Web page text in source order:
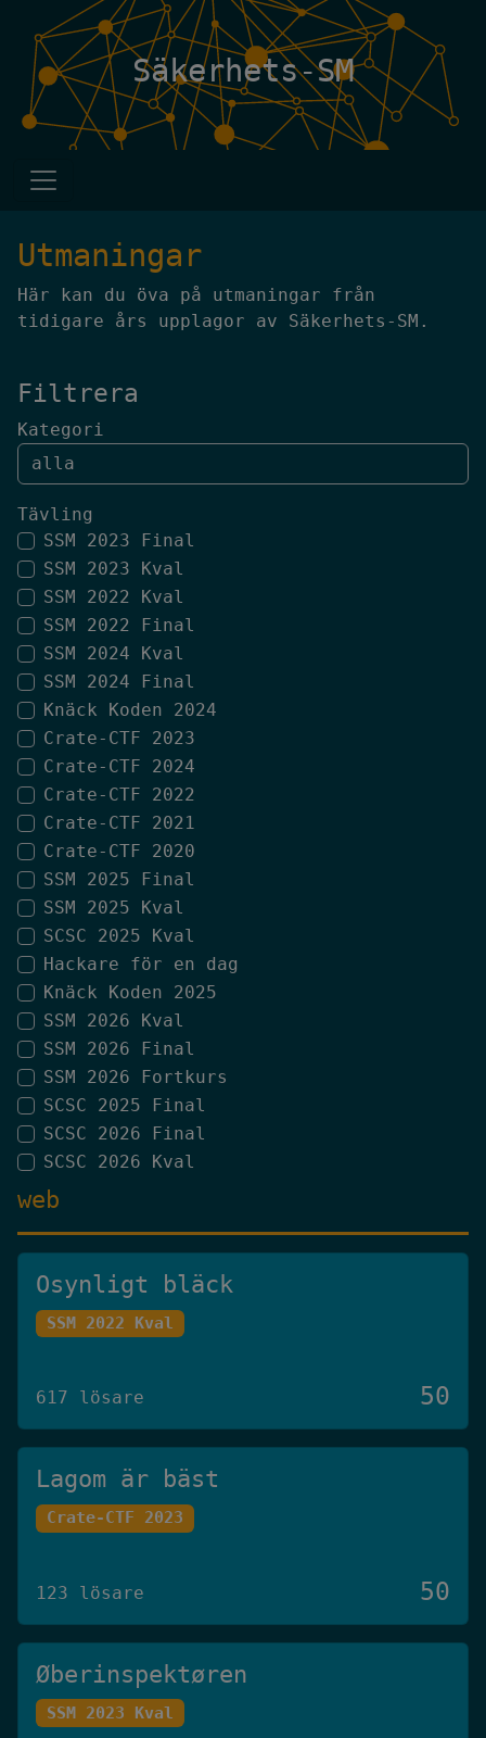
Säkerhets-SM
Utmaningar
Här kan du öva på utmaningar från
tidigare års upplagor av Säkerhets-SM.
Filtrera
Kategori
Tävling
SSM 2023 Final
SSM 2023 Kval
SSM 2022 Kval
SSM 2022 Final
SSM 2024 Kval
SSM 2024 Final
Knäck Koden 2024
Crate-CTF 2023
Crate-CTF 2024
Crate-CTF 2022
Crate-CTF 2021
Crate-CTF 2020
SSM 2025 Final
SSM 2025 Kval
SCSC 2025 Kval
Hackare för en dag
Knäck Koden 2025
SSM 2026 Kval
SSM 2026 Final
SSM 2026 Fortkurs
SCSC 2025 Final
SCSC 2026 Final
SCSC 2026 Kval
web
Osynligt bläck
SSM 2022 Kval
617 lösare 50
Lagom är bäst
Crate-CTF 2023
123 lösare 50
Øberinspektøren
SSM 2023 Kval